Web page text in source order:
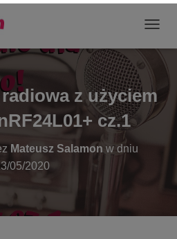
R
Ą
C
C
z użyciem
cz.1
Mateusz Salamon w dniu
05/2020